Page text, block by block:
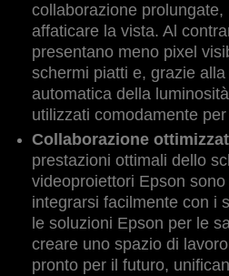
collaborazione prolungate,
affaticare la vista. Al
presentano meno pixel
schermi piatti e, grazie
automatica della
utilizzati comodamente
Collaborazione
prestazioni ottimali dello
videoproiettori Epson
integrarsi facilmente con i
le soluzioni Epson per le
creare uno spazio di
pronto per il futuro,